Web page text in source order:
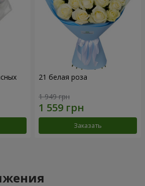
21 белая роза
1 949 грн
Заказать